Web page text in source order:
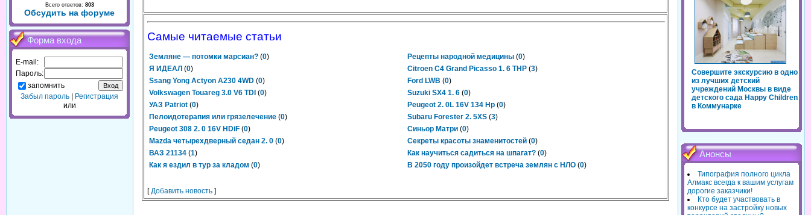
Всего ответов: 803
Обсудить на форуме
Форма входа
E-mail:
Пароль:
запомнить
Забыл пароль
Регистрация
или
Самые читаемые статьи
Земляне — потомки марсиан? (0) Рецепты народной медицины (0)
Я ИДЕАЛ (0) Citroen C4 Grand Picasso 1. 6 THP (3)
Ssang Yong Actyon A230 4WD (0) Ford LWB (0)
Volkswagen Touareg 3.0 V6 TDI (0) Suzuki SX4 1. 6 (0)
УАЗ Patriot (0) Peugeot 2. 0L 16V 134 Hp (0)
Пелоидотерапия или грязелечение (0) Subaru Forester 2. 5XS (3)
Peugeot 308 2. 0 16V HDiF (0) Синьор Матри (0)
Mazda четырехдверный седан 2. 0 (0) Секреты красоты знаменитостей (0)
ВАЗ 21134 (1) Как научиться садиться на шпагат? (0)
Как я ездил в тур за кладом (0) В 2050 году произойдет встреча землян с НЛО (0)
[Добавить новость ]
Совершите экскурсию в одно
из лучших детский
учреждений Москвы в виде
детского сада Happy Children
в Коммунарке
Анонсы
Типография полного цикла
Алмакс всегда к вашим услугам
дорогие заказчики!
Кто будет участвовать в
конкурсе на застройку новых